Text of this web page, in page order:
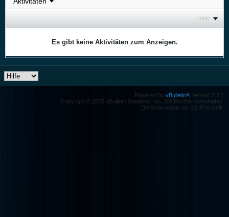
Filter
Es gibt keine Aktivitäten zum Anzeigen.
Powered by vBulletin® Version 5.3.1
Copyright © 2026 vBulletin Solutions, Inc. Alle Rechte vorbehalten.
Die Seite wurde um 21:49 erstellt.